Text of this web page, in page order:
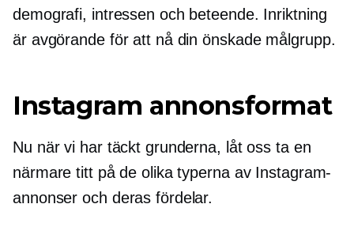
demografi, intressen och beteende. Inriktning
är avgörande för att nå din önskade målgrupp.
Instagram annonsformat
Nu när vi har täckt grunderna, låt oss ta en
närmare titt på de olika typerna av Instagram-
annonser och deras fördelar.